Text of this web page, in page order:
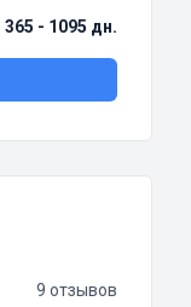
365 - 1095 дн.
9 отзывов